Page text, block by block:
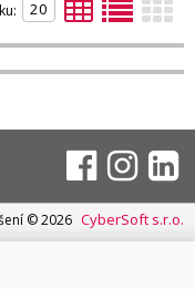
© 2026 CyberSoft s.r.o.